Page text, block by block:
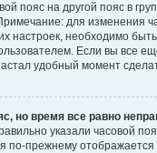
пояс на другой пояс в
для изменения
настроек, необходимо быть
Если вы все
удобный момент
но время все равно
указали часовой
по-прежнему отображается